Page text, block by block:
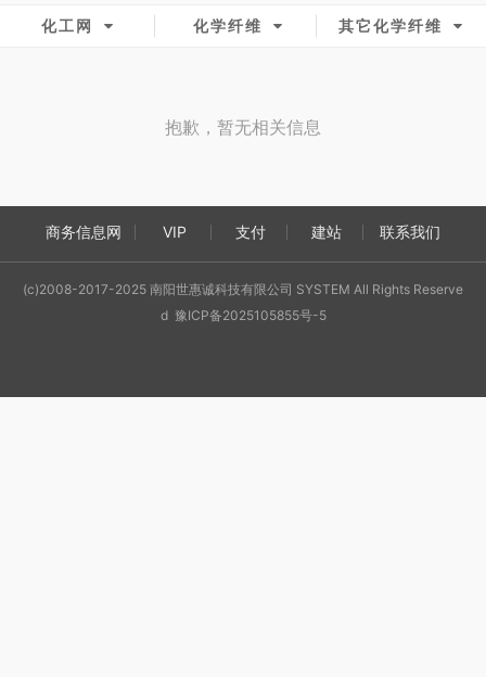
化工网 化学纤维 其它化学纤维
抱歉，暂无相关信息
商务信息网 VIP 支付 建站 联系我们
(c)2008-2017-2025 南阳世惠诚科技有限公司 SYSTEM All Rights Reserve
d 豫ICP备2025105855号-5